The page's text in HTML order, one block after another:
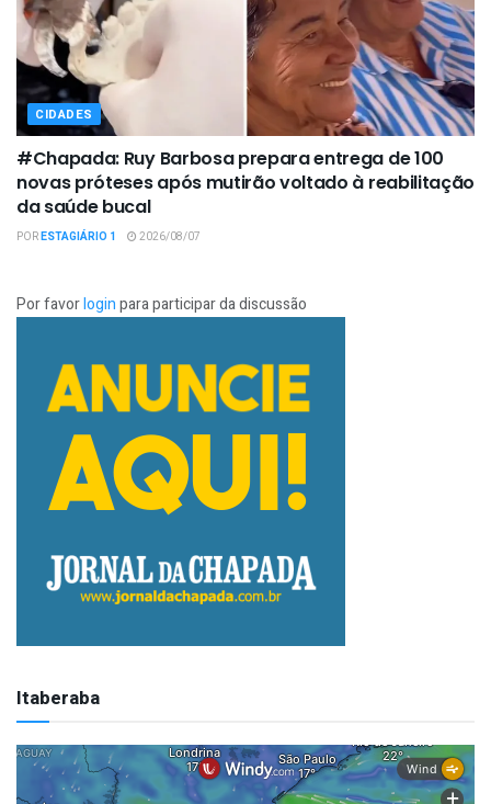
CIDADES
#Chapada: Ruy Barbosa prepara entrega de 100
novas próteses após mutirão voltado à reabilitação
da saúde bucal
PORESTAGIÁRIO 1 2026/08/07
Por favorloginpara participar da discussão
Itaberaba